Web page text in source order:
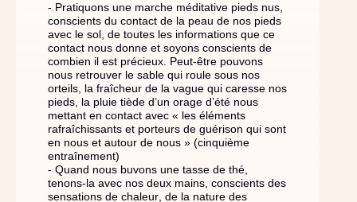
- Pratiquons une marche méditative pieds nus,
conscients du contact de la peau de nos pieds
avec le sol, de toutes les informations que ce
contact nous donne et soyons conscients de
combien il est précieux. Peut-être pouvons
nous retrouver le sable qui roule sous nos
orteils, la fraîcheur de la vague qui caresse nos
pieds, la pluie tiède d’un orage d’été nous
mettant en contact avec « les éléments
rafraîchissants et porteurs de guérison qui sont
en nous et autour de nous » (cinquième
entraînement)
- Quand nous buvons une tasse de thé,
tenons-la avec nos deux mains, conscients des
sensations de chaleur, de la nature des